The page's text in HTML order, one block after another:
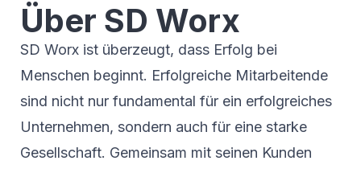
Über SD Worx
SD Worx ist überzeugt, dass Erfolg bei
Menschen beginnt. Erfolgreiche Mitarbeitende
sind nicht nur fundamental für ein erfolgreiches
Unternehmen, sondern auch für eine starke
Gesellschaft. Gemeinsam mit seinen Kunden